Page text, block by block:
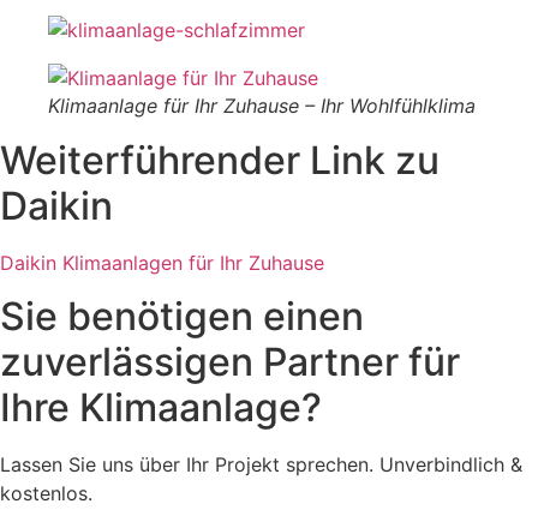
Klimaanlage für Ihr Zuhause – Ihr Wohlfühlklima
Weiterführender Link zu
Daikin
Daikin Klimaanlagen für Ihr Zuhause
Sie benötigen einen
zuverlässigen Partner für
Ihre Klimaanlage?
Lassen Sie uns über Ihr Projekt sprechen. Unverbindlich &
kostenlos.